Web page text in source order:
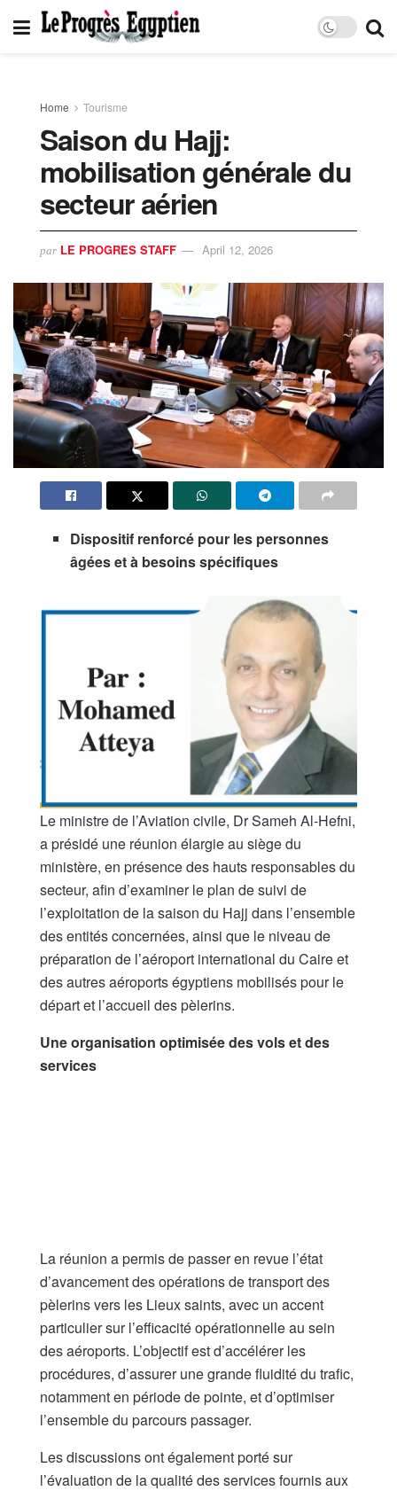
Home Tourisme
Saison du Hajj:
mobilisation générale du
secteur aérien
par LE PROGRES STAFF April 12, 2026
Dispositif renforcé pour les personnes
âgées et à besoins spécifiques
Le ministre de l’Aviation civile, Dr Sameh Al-Hefni,
a présidé une réunion élargie au siège du
ministère, en présence des hauts responsables du
secteur, afin d’examiner le plan de suivi de
l’exploitation de la saison du Hajj dans l’ensemble
des entités concernées, ainsi que le niveau de
préparation de l’aéroport international du Caire et
des autres aéroports égyptiens mobilisés pour le
départ et l’accueil des pèlerins.
Une organisation optimisée des vols et des
services
La réunion a permis de passer en revue l’état
d’avancement des opérations de transport des
pèlerins vers les Lieux saints, avec un accent
particulier sur l’efficacité opérationnelle au sein
des aéroports. L’objectif est d’accélérer les
procédures, d’assurer une grande fluidité du trafic,
notamment en période de pointe, et d’optimiser
l’ensemble du parcours passager.
Les discussions ont également porté sur
l’évaluation de la qualité des services fournis aux